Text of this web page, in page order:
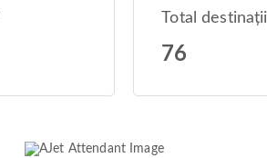
Total destinații
76